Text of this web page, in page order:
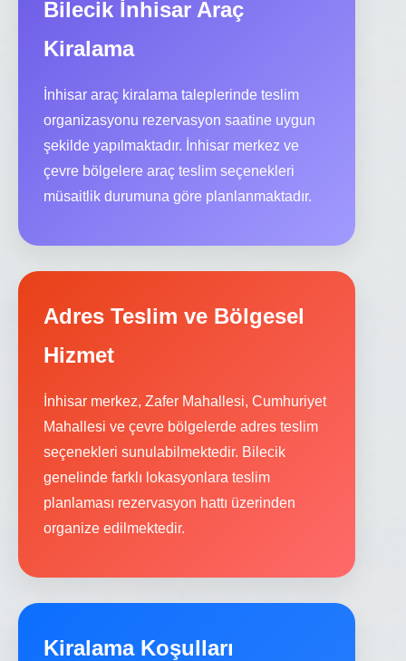
Bilecik İnhisar Araç
Kiralama
İnhisar araç kiralama taleplerinde teslim
organizasyonu rezervasyon saatine uygun
şekilde yapılmaktadır. İnhisar merkez ve
çevre bölgelere araç teslim seçenekleri
müsaitlik durumuna göre planlanmaktadır.
Adres Teslim ve Bölgesel
Hizmet
İnhisar merkez, Zafer Mahallesi, Cumhuriyet
Mahallesi ve çevre bölgelerde adres teslim
seçenekleri sunulabilmektedir. Bilecik
genelinde farklı lokasyonlara teslim
planlaması rezervasyon hattı üzerinden
organize edilmektedir.
Kiralama Koşulları